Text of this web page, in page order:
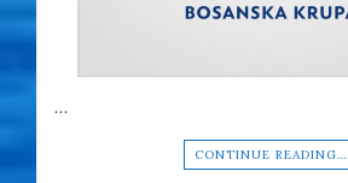
…
CONTINUE READING…